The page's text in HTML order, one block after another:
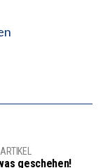
geschehen!